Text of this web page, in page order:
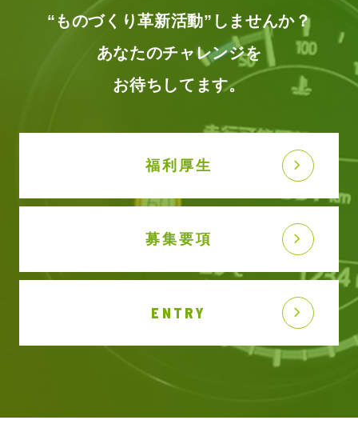
“ものづくり革新活動”しませんか？
あなたのチャレンジを
お待ちしてます。
福利厚生
募集要項
ENTRY